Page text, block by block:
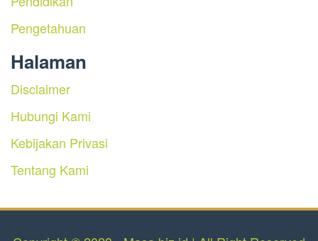
Pengetahuan
Halaman
Disclaimer
Hubungi Kami
Kebijakan Privasi
Tentang Kami